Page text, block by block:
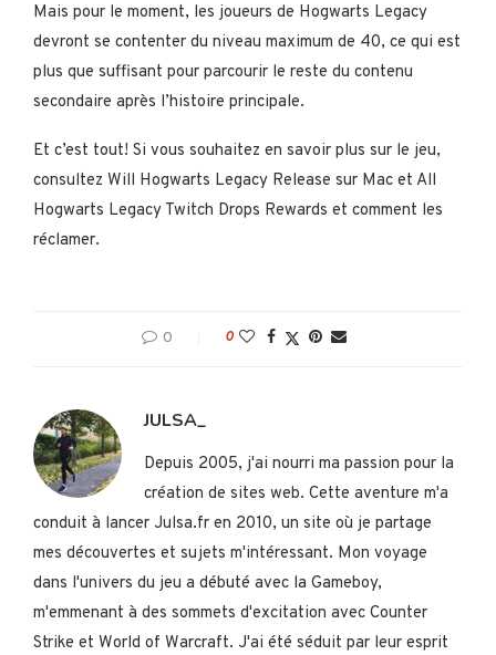
Mais pour le moment, les joueurs de Hogwarts Legacy
devront se contenter du niveau maximum de 40, ce qui est
plus que suffisant pour parcourir le reste du contenu
secondaire après l’histoire principale.
Et c’est tout! Si vous souhaitez en savoir plus sur le jeu,
consultez Will Hogwarts Legacy Release sur Mac et All
Hogwarts Legacy Twitch Drops Rewards et comment les
réclamer.
0 0
JULSA_
Depuis 2005, j'ai nourri ma passion pour la
création de sites web. Cette aventure m'a
conduit à lancer Julsa.fr en 2010, un site où je partage
mes découvertes et sujets m'intéressant. Mon voyage
dans l'univers du jeu a débuté avec la Gameboy,
m'emmenant à des sommets d'excitation avec Counter
Strike et World of Warcraft. J'ai été séduit par leur esprit